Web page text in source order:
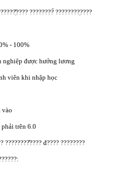
????????̀ ????????̣????
- 100%
nghiệp được hưởng lương
viên khi nhập học
vào
trên 6.0
????????̂???? đ???? ????????